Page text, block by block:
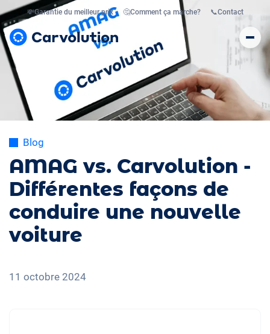
💸Garantie du meilleur prix 🤔Comment ça marche? 📞Contact
Blog
AMAG vs. Carvolution -
Différentes façons de
conduire une nouvelle
voiture
11 octobre 2024